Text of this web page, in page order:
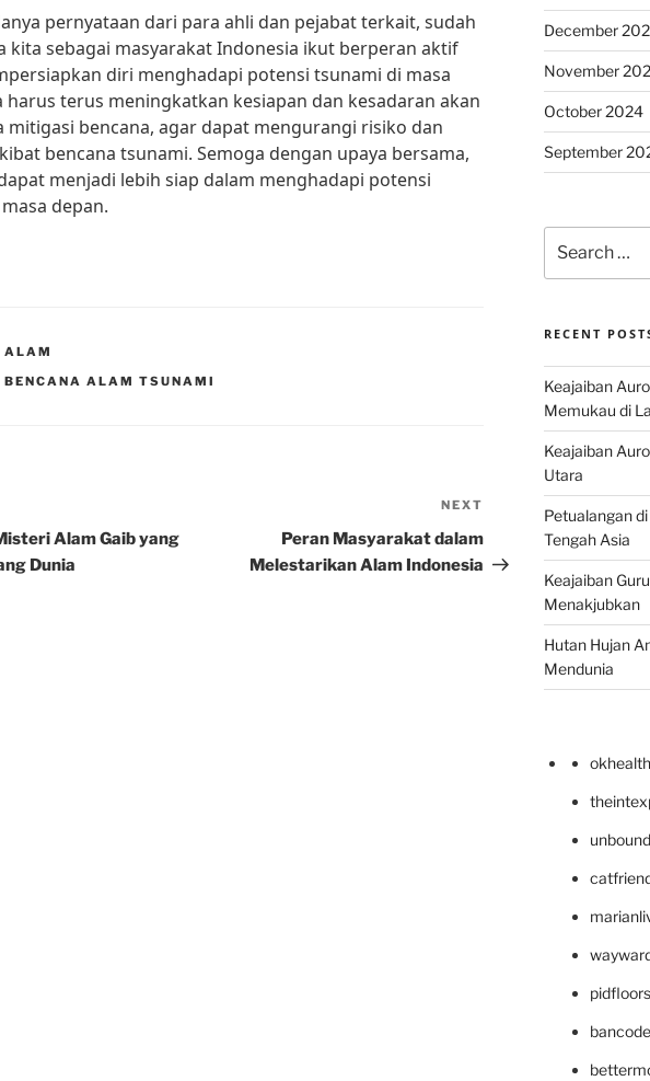
pernyataan dari para ahli dan pejabat terkait, sudah
kita sebagai masyarakat Indonesia ikut berperan aktif
diri menghadapi potensi tsunami di masa
harus terus meningkatkan kesiapan dan kesadaran akan
mitigasi bencana, agar dapat mengurangi risiko dan
bencana tsunami. Semoga dengan upaya bersama,
menjadi lebih siap dalam menghadapi potensi
depan.
ALAM
BENCANA ALAM TSUNAMI
Alam Gaib yang
Dunia
Post
NEXT
Peran Masyarakat dalam
Melestarikan Alam Indonesia
December
November
October 2024
September
for:
RECENT
Keajaiban
Memukau di
Keajaiban
Utara
Petualangan
Tengah Asia
Keajaiban
Menakjubkan
Hutan Hujan
Mendunia